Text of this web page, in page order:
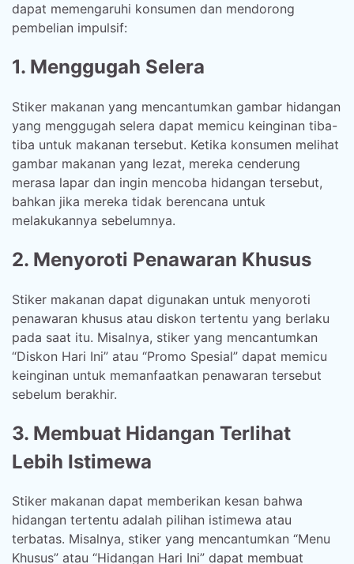
dapat memengaruhi konsumen dan mendorong
pembelian impulsif:
1. Menggugah Selera
Stiker makanan yang mencantumkan gambar hidangan
yang menggugah selera dapat memicu keinginan tiba-
tiba untuk makanan tersebut. Ketika konsumen melihat
gambar makanan yang lezat, mereka cenderung
merasa lapar dan ingin mencoba hidangan tersebut,
bahkan jika mereka tidak berencana untuk
melakukannya sebelumnya.
2. Menyoroti Penawaran Khusus
Stiker makanan dapat digunakan untuk menyoroti
penawaran khusus atau diskon tertentu yang berlaku
pada saat itu. Misalnya, stiker yang mencantumkan
“Diskon Hari Ini” atau “Promo Spesial” dapat memicu
keinginan untuk memanfaatkan penawaran tersebut
sebelum berakhir.
3. Membuat Hidangan Terlihat
Lebih Istimewa
Stiker makanan dapat memberikan kesan bahwa
hidangan tertentu adalah pilihan istimewa atau
terbatas. Misalnya, stiker yang mencantumkan “Menu
Khusus” atau “Hidangan Hari Ini” dapat membuat